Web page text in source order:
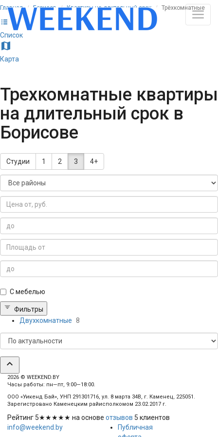
Главная Борисов Квартиры на длительный срок Трёхкомнатные
list
Список
map
Карта
Трехкомнатные квартиры
на длительный срок в
Борисове
Студии 1 2 3 4+
С мебелью
Фильтры
Двухкомнатные 8
expand_less
2026 © WEEKEND.BY
Часы работы: пн—пт, 9:00—18:00.
ООО «Уикенд Бай», УНП 291301716, ул. 8 марта 34В, г. Каменец, 225051.
Зарегистровано Каменецким райисполкомом 23.02.2017 г.
Рейтинг 5★★★★★ на основе отзывов 5 клиентов
info@weekend.by
Публичная